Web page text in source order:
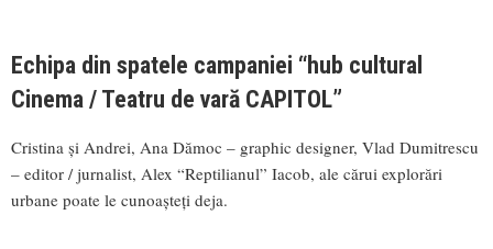
Echipa din spatele campaniei “hub cultural
Cinema / Teatru de vară CAPITOL”
Cristina și Andrei, Ana Dămoc – graphic designer, Vlad Dumitrescu
– editor / jurnalist, Alex “Reptilianul” Iacob, ale cărui explorări
urbane poate le cunoașteți deja.